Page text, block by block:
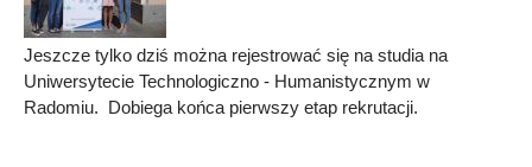
Jeszcze tylko dziś można rejestrować się na studia na
Uniwersytecie Technologiczno - Humanistycznym w
Radomiu. Dobiega końca pierwszy etap rekrutacji.